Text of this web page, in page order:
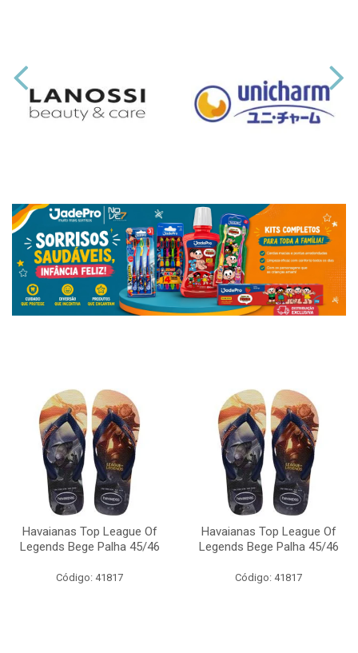
Havaianas Top League Of
Legends Bege Palha 45/46
Código: 41817
Havaianas Top League Of
Legends Bege Palha 45/46
Código: 41817